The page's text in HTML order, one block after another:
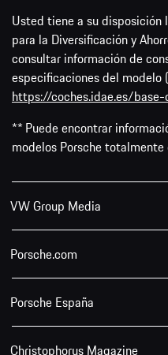
Usted tiene a su
para la Diversificación y
consultar información de
especificaciones del modelo (
https://coches.idae.es/
** Puede encontrar
modelos Porsche
VW Group Media
Porsche.com
Porsche España
Christophorus Magazine